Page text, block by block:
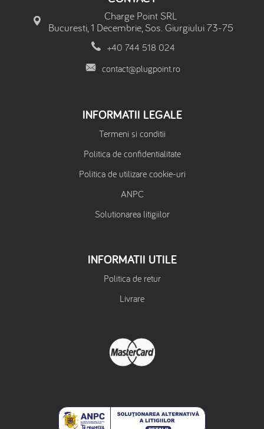
Charge Point SRL
Bucuresti, 1 Decembrie, Sos. Giurgiului 73-75
+40 744 518 024
contact@plugpoint.ro
INFORMATII LEGALE
Termeni si conditii
Politica de confidentialitate
Politica de utilizare cookie-uri
ANPC
Solutionarea litigiilor
INFORMATII UTILE
Politica de retur
Livrare